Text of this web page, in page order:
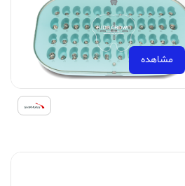
مشاهده